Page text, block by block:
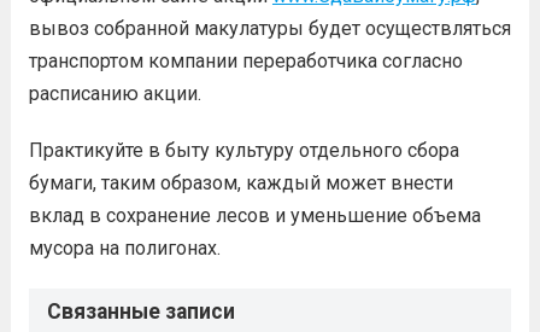
вывоз собранной макулатуры будет осуществляться
транспортом компании переработчика согласно
расписанию акции.
Практикуйте в быту культуру отдельного сбора
бумаги, таким образом, каждый может внести
вклад в сохранение лесов и уменьшение объема
мусора на полигонах.
Связанные записи